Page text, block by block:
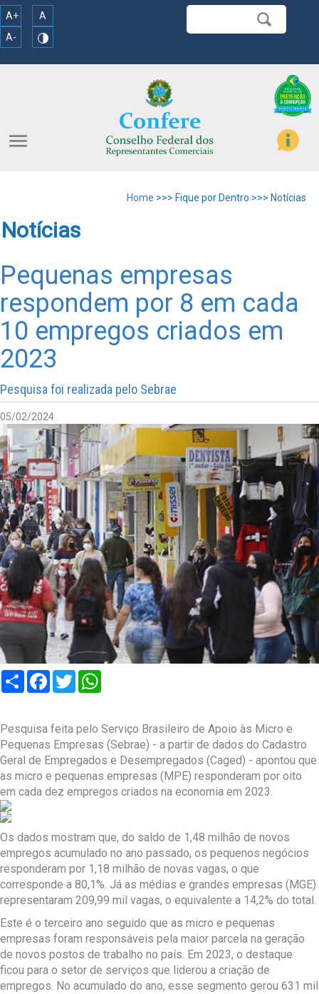
A+
A
A-
menu
Home >>> Fique por Dentro >>> Notícias
Notícias
Pequenas empresas
respondem por 8 em cada
10 empregos criados em
2023
Pesquisa foi realizada pelo Sebrae
05/02/2024
Compartilhar
Facebook
Twitter
Pesquisa feita pelo Serviço Brasileiro de Apoio às Micro e
Pequenas Empresas (Sebrae) - a partir de dados do Cadastro
Geral de Empregados e Desempregados (Caged) - apontou que
as micro e pequenas empresas (MPE) responderam por oito
em cada dez empregos criados na economia em 2023.
Os dados mostram que, do saldo de 1,48 milhão de novos
empregos acumulado no ano passado, os pequenos negócios
responderam por 1,18 milhão de novas vagas, o que
corresponde a 80,1%. Já as médias e grandes empresas (MGE)
representaram 209,99 mil vagas, o equivalente a 14,2% do total.
Este é o terceiro ano seguido que as micro e pequenas
empresas foram responsáveis pela maior parcela na geração
de novos postos de trabalho no país. Em 2023, o destaque
ficou para o setor de serviços que liderou a criação de
empregos. No acumulado do ano, esse segmento gerou 631 mil